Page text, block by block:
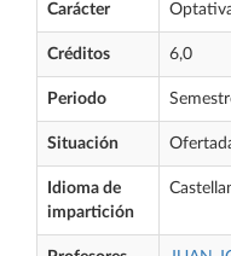
Carácter
Créditos 6,0
Periodo
Situación
Idioma de
impartición